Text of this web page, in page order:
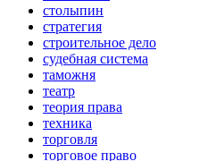
столыпин
стратегия
строительное дело
судебная система
таможня
театр
теория права
техника
торговля
торговое право